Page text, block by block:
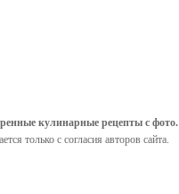
кулинарные рецепты с фото.
только с согласия авторов сайта.